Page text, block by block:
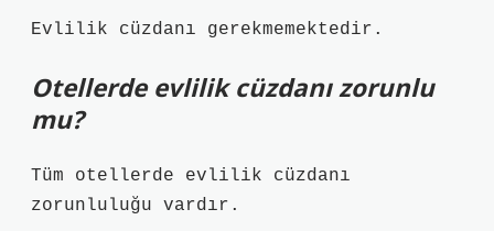
Evlilik cüzdanı gerekmemektedir.
Otellerde evlilik cüzdanı zorunlu
mu?
Tüm otellerde evlilik cüzdanı
zorunluluğu vardır.